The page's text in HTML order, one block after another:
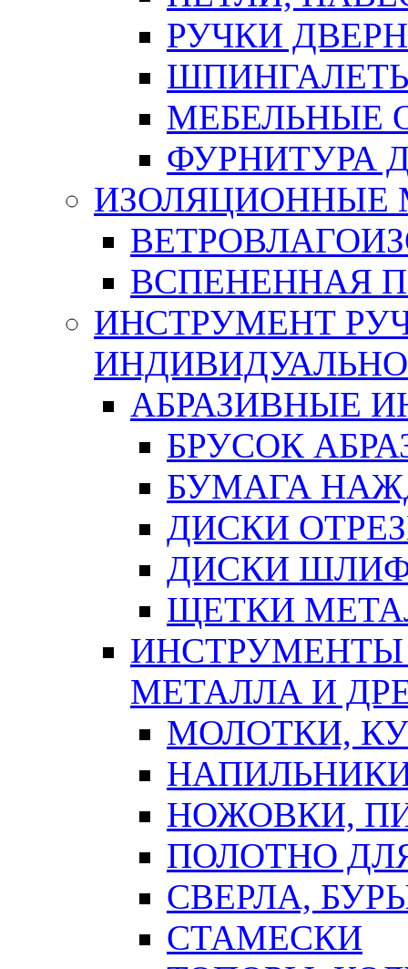
РУЧКИ
МЕБЕЛЬНЫЕ
ФУРНИТУРА
ИЗОЛЯЦИОННЫЕ
ВСПЕНЕННАЯ
ИНСТРУМЕНТ
АБРАЗИВНЫЕ
БРУСОК
БУМАГА
ДИСКИ
ДИСКИ
ЩЕТКИ
ИНСТРУМЕНТЫ
МЕТАЛЛА И
МОЛОТКИ,
НОЖОВКИ,
ПОЛОТНО
СВЕРЛА,
СТАМЕСКИ